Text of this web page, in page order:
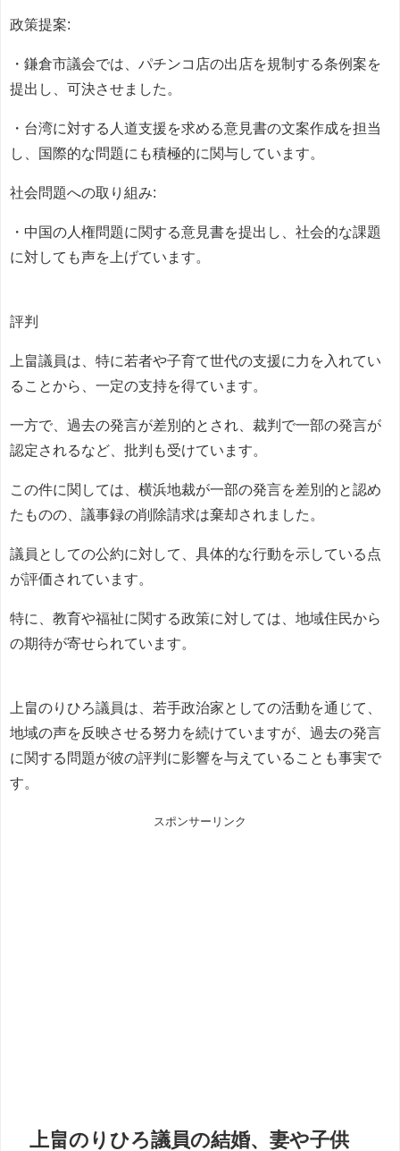
政策提案:
・鎌倉市議会では、パチンコ店の出店を規制する条例案を
提出し、可決させました。
・台湾に対する人道支援を求める意見書の文案作成を担当
し、国際的な問題にも積極的に関与しています。
社会問題への取り組み:
・中国の人権問題に関する意見書を提出し、社会的な課題
に対しても声を上げています。
評判
上畠議員は、特に若者や子育て世代の支援に力を入れてい
ることから、一定の支持を得ています。
一方で、過去の発言が差別的とされ、裁判で一部の発言が
認定されるなど、批判も受けています。
この件に関しては、横浜地裁が一部の発言を差別的と認め
たものの、議事録の削除請求は棄却されました。
議員としての公約に対して、具体的な行動を示している点
が評価されています。
特に、教育や福祉に関する政策に対しては、地域住民から
の期待が寄せられています。
上畠のりひろ議員は、若手政治家としての活動を通じて、
地域の声を反映させる努力を続けていますが、過去の発言
に関する問題が彼の評判に影響を与えていることも事実で
す。
スポンサーリンク
上畠のりひろ議員の結婚、妻や子供